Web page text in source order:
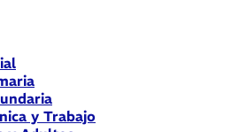
y Trabajo